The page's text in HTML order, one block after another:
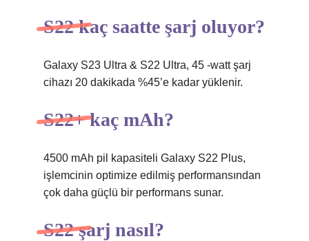
S22 kaç saatte şarj oluyor?
Galaxy S23 Ultra & S22 Ultra, 45 -watt şarj
cihazı 20 dakikada %45’e kadar yüklenir.
S22+ kaç mAh?
4500 mAh pil kapasiteli Galaxy S22 Plus,
işlemcinin optimize edilmiş performansından
çok daha güçlü bir performans sunar.
S22 şarj nasıl?